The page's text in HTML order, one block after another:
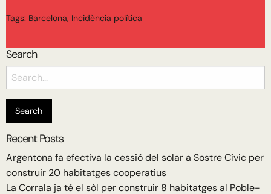
Tags: Barcelona, Incidència política
Search
Search
for:
Recent Posts
Argentona fa efectiva la cessió del solar a Sostre Cívic per
construir 20 habitatges cooperatius
La Corrala ja té el sòl per construir 8 habitatges al Poble-